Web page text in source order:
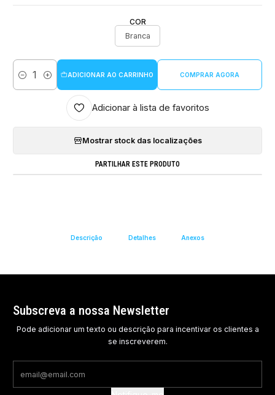
COR
Branca
Quantidade
ADICIONAR AO CARRINHO COMPRAR AGORA
Adicionar à lista de favoritos
Mostrar stock das localizações
PARTILHAR ESTE PRODUTO
Descrição Detalhes Anexos
Subscreva a nossa Newsletter
Pode adicionar um texto ou descrição para incentivar os clientes a
se inscreverem.